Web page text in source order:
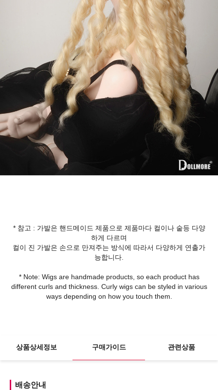
* 참고 : 가발은 핸드메이드 제품으로 제품마다 컬이나 숱등 다양
하게 다르며
컬이 진 가발은 손으로 만져주는 방식에 따라서 다양하게 연출가
능합니다.
* Note: Wigs are handmade products, so each product has
different curls and thickness. Curly wigs can be styled in various
ways depending on how you touch them.
상품상세정보 구매가이드 관련상품
배송안내